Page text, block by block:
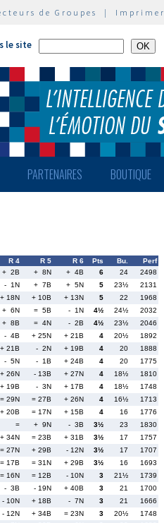
de Groupes | Imprimer
le site
PARTENAIRES BOUTIQUE
R 4 R 5 R 6 Pts Bu.
Perf
+ 2B + 8N + 4B 6 24
2498
- 1N + 7B + 5N 5 23½
2131
+ 18N + 10B + 13N 5 22
1968
+ 6N = 5B - 1N 4½ 24½
2032
+ 8B = 4N - 2B 4½ 23½
2046
- 4B + 25N + 21B 4 20½
1892
+ 21B - 2N + 19B 4 20
1888
- 5N - 1B + 24B 4 20
1775
+ 26N - 13B + 27N 4 18½
1810
+ 19B - 3N + 17B 4 18½
1748
= 29N = 27B + 26N 4 16½
1713
+ 20B = 17N + 15B 4 16
1776
= + 9N - 3B 3½ 23
1830
+ 34N = 23B + 31B 3½ 17
1757
= 27N + 29B - 12N 3½ 17
1707
= 17B = 31N + 29B 3½ 16
1693
= 16N = 12B - 10N 3 21½
1739
- 3B - 19N + 40B 3 21
1700
- 10N + 18B - 7N 3 21
1666
- 12N + 34B = 23N 3 20½
1748